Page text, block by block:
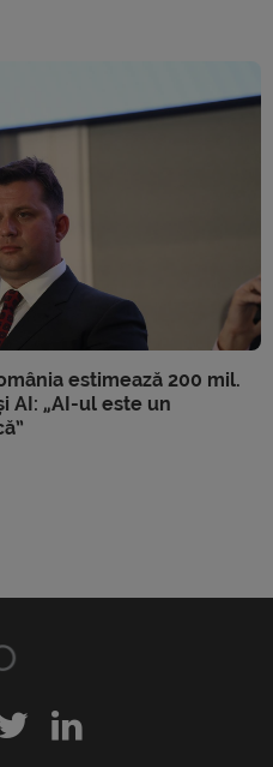
estimează 200 mil.
AI: „AI-ul este un